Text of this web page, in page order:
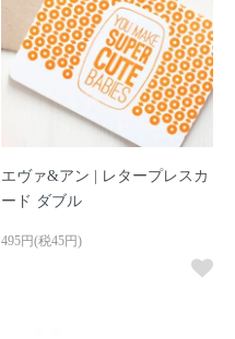
エヴァ&アン | レタープレスカ
ード ダブル
495円(税45円)